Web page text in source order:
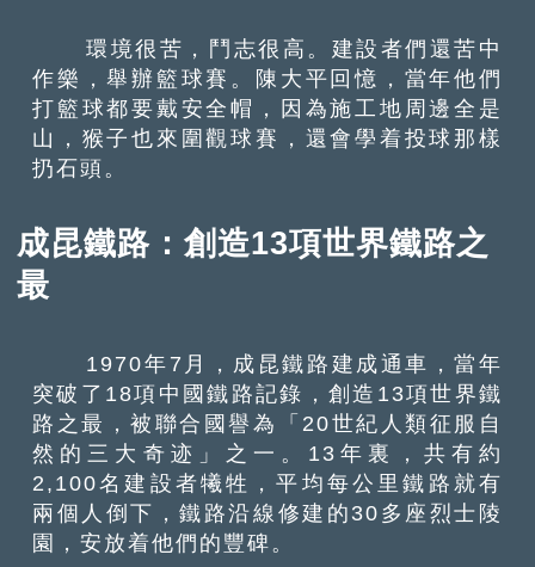
環境很苦，鬥志很高。建設者們還苦中
作樂，舉辦籃球賽。陳大平回憶，當年他們
打籃球都要戴安全帽，因為施工地周邊全是
山，猴子也來圍觀球賽，還會學着投球那樣
扔石頭。
成昆鐵路：創造13項世界鐵路之
最
1970年7月，成昆鐵路建成通車，當年
突破了18項中國鐵路記錄，創造13項世界鐵
路之最，被聯合國譽為「20世紀人類征服自
然的三大奇迹」之一。13年裏，共有約
2,100名建設者犧牲，平均每公里鐵路就有
兩個人倒下，鐵路沿線修建的30多座烈士陵
園，安放着他們的豐碑。